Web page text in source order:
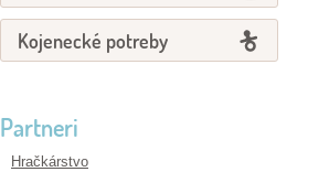
Kojenecké potreby
Partneri
Hračkárstvo